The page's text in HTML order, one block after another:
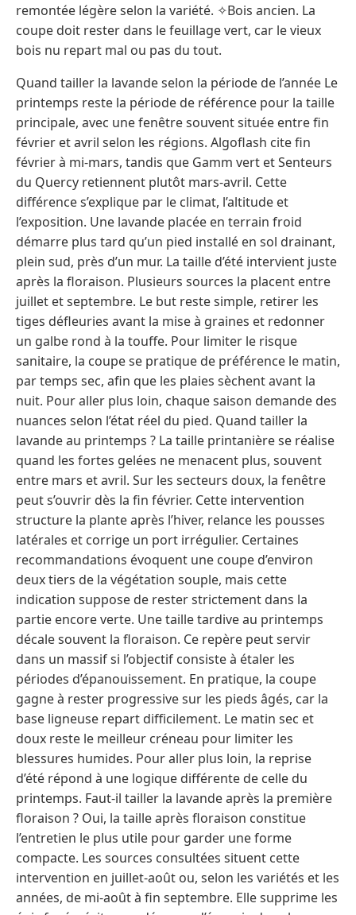
remontée légère selon la variété. ✧Bois ancien. La
coupe doit rester dans le feuillage vert, car le vieux
bois nu repart mal ou pas du tout.
Quand tailler la lavande selon la période de l’année Le
printemps reste la période de référence pour la taille
principale, avec une fenêtre souvent située entre fin
février et avril selon les régions. Algoflash cite fin
février à mi-mars, tandis que Gamm vert et Senteurs
du Quercy retiennent plutôt mars-avril. Cette
différence s’explique par le climat, l’altitude et
l’exposition. Une lavande placée en terrain froid
démarre plus tard qu’un pied installé en sol drainant,
plein sud, près d’un mur. La taille d’été intervient juste
après la floraison. Plusieurs sources la placent entre
juillet et septembre. Le but reste simple, retirer les
tiges défleuries avant la mise à graines et redonner
un galbe rond à la touffe. Pour limiter le risque
sanitaire, la coupe se pratique de préférence le matin,
par temps sec, afin que les plaies sèchent avant la
nuit. Pour aller plus loin, chaque saison demande des
nuances selon l’état réel du pied. Quand tailler la
lavande au printemps ? La taille printanière se réalise
quand les fortes gelées ne menacent plus, souvent
entre mars et avril. Sur les secteurs doux, la fenêtre
peut s’ouvrir dès la fin février. Cette intervention
structure la plante après l’hiver, relance les pousses
latérales et corrige un port irrégulier. Certaines
recommandations évoquent une coupe d’environ
deux tiers de la végétation souple, mais cette
indication suppose de rester strictement dans la
partie encore verte. Une taille tardive au printemps
décale souvent la floraison. Ce repère peut servir
dans un massif si l’objectif consiste à étaler les
périodes d’épanouissement. En pratique, la coupe
gagne à rester progressive sur les pieds âgés, car la
base ligneuse repart difficilement. Le matin sec et
doux reste le meilleur créneau pour limiter les
blessures humides. Pour aller plus loin, la reprise
d’été répond à une logique différente de celle du
printemps. Faut-il tailler la lavande après la première
floraison ? Oui, la taille après floraison constitue
l’entretien le plus utile pour garder une forme
compacte. Les sources consultées situent cette
intervention en juillet-août ou, selon les variétés et les
années, de mi-août à fin septembre. Elle supprime les